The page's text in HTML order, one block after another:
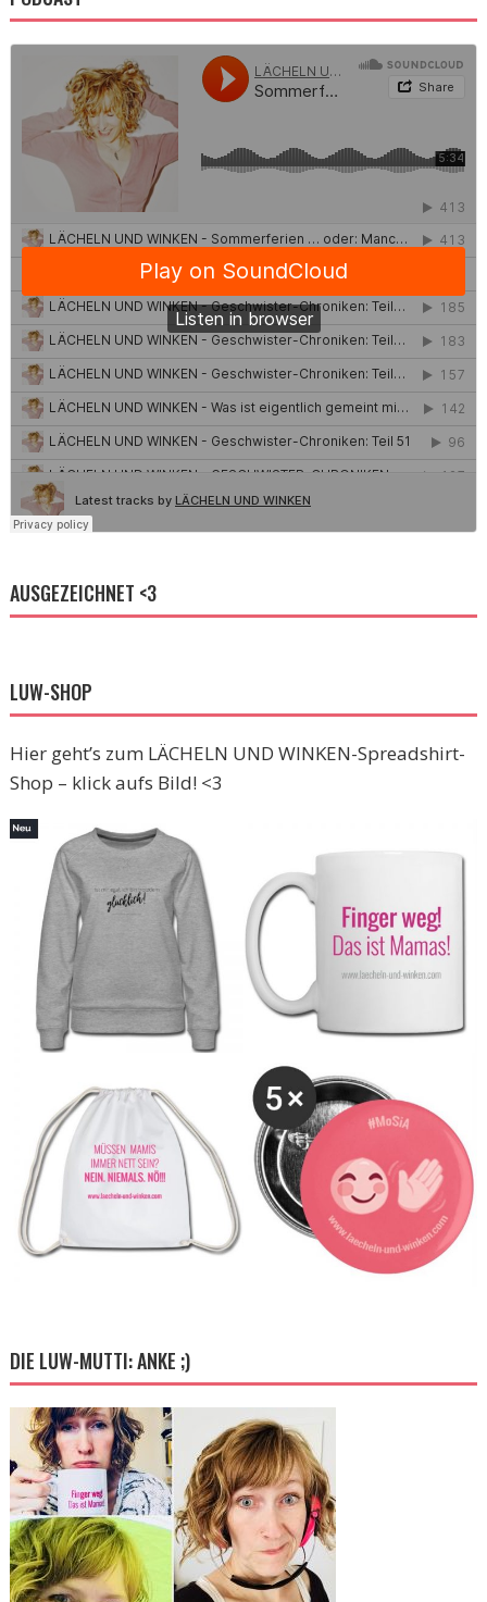
AUSGEZEICHNET <3
LUW-SHOP
Hier geht’s zum LÄCHELN UND WINKEN-Spreadshirt-
Shop – klick aufs Bild! <3
DIE LUW-MUTTI: ANKE ;)